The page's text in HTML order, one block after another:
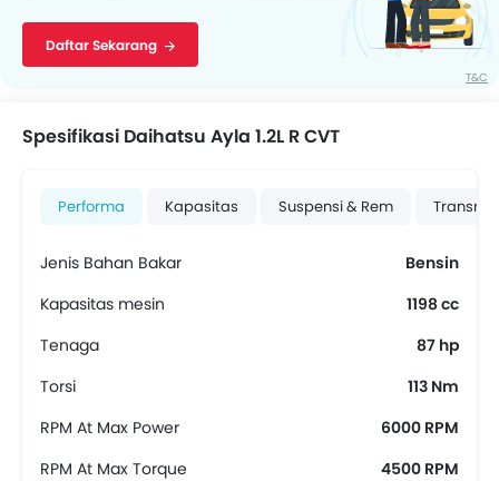
Daftar Sekarang
T&C
Spesifikasi Daihatsu Ayla 1.2L R CVT
Performa Kapasitas Suspensi & Rem
Jenis Bahan Bakar
Bensin
Kapasitas mesin
1198 cc
Tenaga
87 hp
Torsi
113 Nm
RPM At Max Power
6000 RPM
RPM At Max Torque
4500 RPM